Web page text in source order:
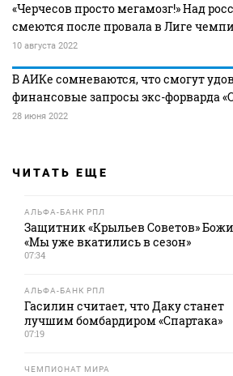
«Черчесов просто мегамозг!» Над
смеются после провала в Лиге
10 августа 2022
В АИКе сомневаются, что смогут
финансовые запросы экс-форварда
28 июня 2022
ЧИТАТЬ ЕЩЕ
АЛЬФА-БАНК РПЛ
Защитник «Крыльев Советов»
«Мы уже вкатились в сезон»
07:34
АЛЬФА-БАНК РПЛ
Гасилин считает, что Даку станет
лучшим бомбардиром «Спартака»
07:19
ЧЕМПИОНАТ МИРА